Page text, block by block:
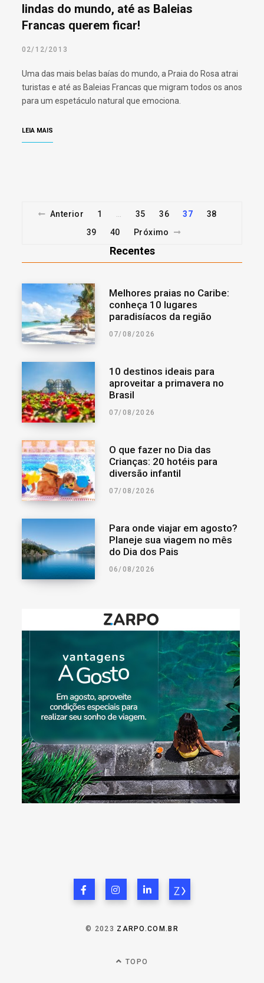
lindas do mundo, até as Baleias
Francas querem ficar!
02/12/2013
Uma das mais belas baías do mundo, a Praia do Rosa atrai
turistas e até as Baleias Francas que migram todos os anos
para um espetáculo natural que emociona.
LEIA MAIS
Anterior 1 35 36 37
38
39
40 Próximo
Recentes
Melhores praias no Caribe:
conheça 10 lugares
paradisíacos da região
07/08/2026
10 destinos ideais para
aproveitar a primavera no
Brasil
07/08/2026
O que fazer no Dia das
Crianças: 20 hotéis para
diversão infantil
07/08/2026
Para onde viajar em agosto?
Planeje sua viagem no mês
do Dia dos Pais
06/08/2026
© 2023 ZARPO.COM.BR
TOPO